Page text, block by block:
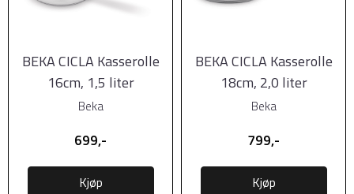
BEKA CICLA Kasserolle
16cm, 1,5 liter
Beka
699,-
Kjøp
BEKA CICLA Kasserolle
18cm, 2,0 liter
Beka
799,-
Kjøp